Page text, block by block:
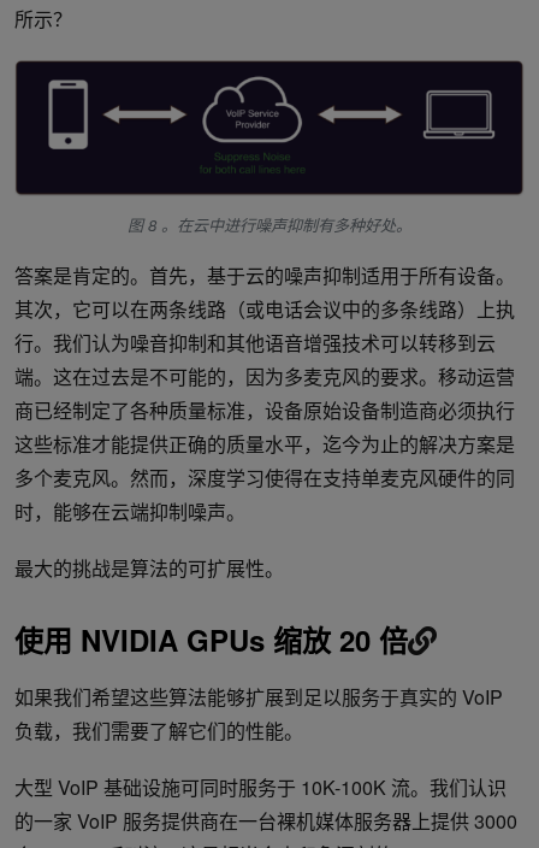
所示？
图 8 。在云中进行噪声抑制有多种好处。
答案是肯定的。首先，基于云的噪声抑制适用于所有设备。
其次，它可以在两条线路（或电话会议中的多条线路）上执
行。我们认为噪音抑制和其他语音增强技术可以转移到云
端。这在过去是不可能的，因为多麦克风的要求。移动运营
商已经制定了各种质量标准，设备原始设备制造商必须执行
这些标准才能提供正确的质量水平，迄今为止的解决方案是
多个麦克风。然而，深度学习使得在支持单麦克风硬件的同
时，能够在云端抑制噪声。
最大的挑战是算法的可扩展性。
使用 NVIDIA GPUs 缩放 20 倍
如果我们希望这些算法能够扩展到足以服务于真实的 VoIP
负载，我们需要了解它们的性能。
大型 VoIP 基础设施可同时服务于 10K-100K 流。我们认识
的一家 VoIP 服务提供商在一台裸机媒体服务器上提供 3000